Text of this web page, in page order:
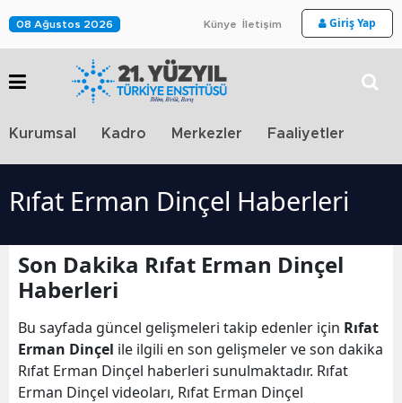
08 Ağustos 2026 Künye İletişim Giriş Yap
Kurumsal Kadro Merkezler Faaliyetler
Rıfat Erman Dinçel Haberleri
Son Dakika Rıfat Erman Dinçel
Haberleri
Bu sayfada güncel gelişmeleri takip edenler için Rıfat
Erman Dinçel ile ilgili en son gelişmeler ve son dakika
Rıfat Erman Dinçel haberleri sunulmaktadır. Rıfat
Erman Dinçel videoları, Rıfat Erman Dinçel